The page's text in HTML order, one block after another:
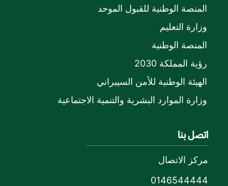
المنصة الوطنية للقبول الموحد
وزارة التعليم
المنصة الوطنية
رؤية المملكة 2030
الهيئة الوطنية للأمن السيبراني
وزارة الموارد البشرية والتنمية الاجتماعية
اتصل بنا
مركز الاتصال
0146544444